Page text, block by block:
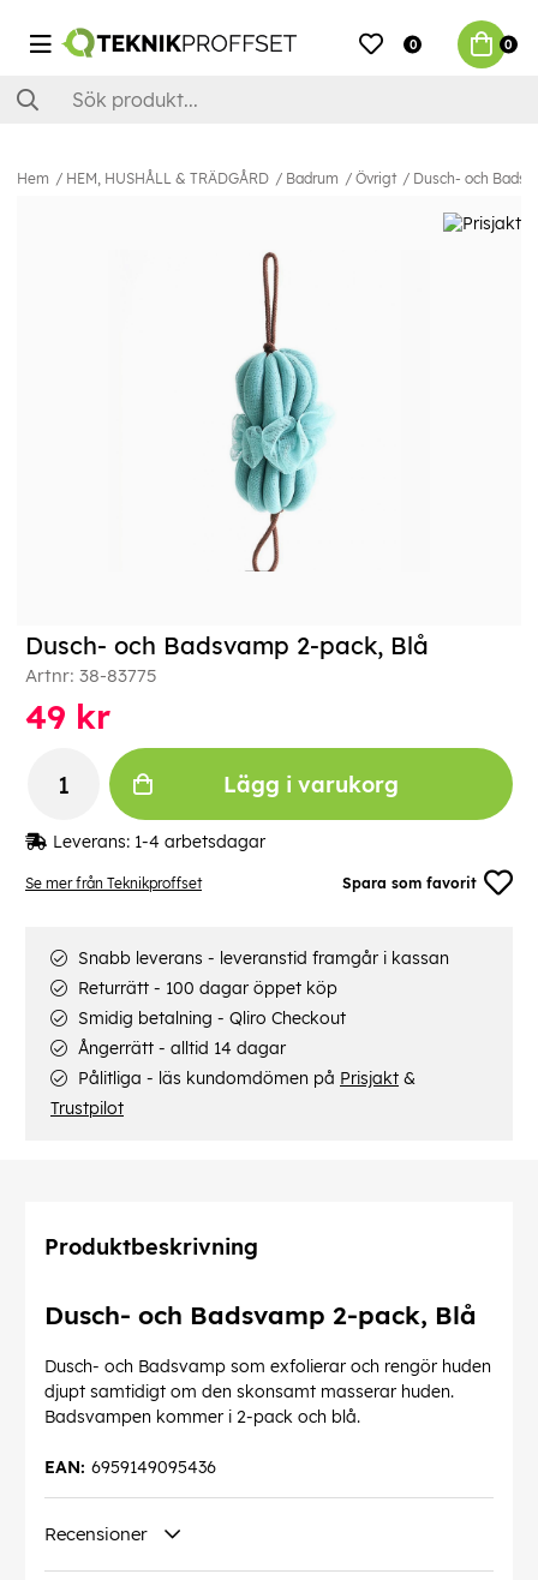
0 0
Hem HEM, HUSHÅLL & TRÄDGÅRD Badrum Övrigt Dusch- och
Se mer från Teknikproffset Spara som favorit
Dusch- och Badsvamp 2-pack, Blå
Artnr: 38-83775
49 kr
Lägg i varukorg
Leverans: 1-4 arbetsdagar
Snabb leverans - leveranstid framgår i kassan
Returrätt - 100 dagar öppet köp
Smidig betalning - Qliro Checkout
Ångerrätt - alltid 14 dagar
Pålitliga - läs kundomdömen på Prisjakt &
Trustpilot
Produktbeskrivning
Dusch- och Badsvamp 2-pack, Blå
Dusch- och Badsvamp som exfolierar och rengör huden
djupt samtidigt om den skonsamt masserar huden.
Badsvampen kommer i 2-pack och blå.
6959149095436
EAN:
Recensioner